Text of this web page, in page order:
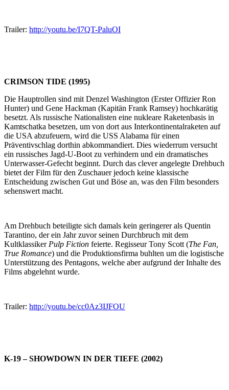
Trailer: http://youtu.be/I7QT-PaluOI
CRIMSON TIDE (1995)
Die Hauptrollen sind mit Denzel Washington (Erster Offizier Ron
Hunter) und Gene Hackman (Kapitän Frank Ramsey) hochkarätig
besetzt. Als russische Nationalisten eine nukleare Raketenbasis in
Kamtschatka besetzen, um von dort aus Interkontinentalraketen auf
die USA abzufeuern, wird die USS Alabama für einen
Präventivschlag dorthin abkommandiert. Dies wiederrum versucht
ein russisches Jagd-U-Boot zu verhindern und ein dramatisches
Unterwasser-Gefecht beginnt. Durch das clever angelegte Drehbuch
bietet der Film für den Zuschauer jedoch keine klassische
Entscheidung zwischen Gut und Böse an, was den Film besonders
sehenswert macht.
Am Drehbuch beteiligte sich damals kein geringerer als Quentin
Tarantino, der ein Jahr zuvor seinen Durchbruch mit dem
Kultklassiker Pulp Fiction feierte. Regisseur Tony Scott (The Fan,
True Romance) und die Produktionsfirma buhlten um die logistische
Unterstützung des Pentagons, welche aber aufgrund der Inhalte des
Films abgelehnt wurde.
Trailer: http://youtu.be/cc0Az3IJFOU
K-19 – SHOWDOWN IN DER TIEFE (2002)